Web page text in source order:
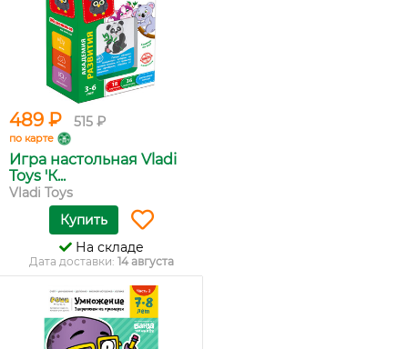
489 ₽ 515 ₽
по карте
Игра настольная Vladi
Toys 'К...
Vladi Toys
Купить
На складе
Дата доставки: 14 августа